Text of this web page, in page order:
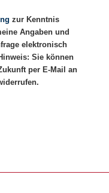
zur Kenntnis
Angaben und
elektronisch
Sie können
per E-Mail an